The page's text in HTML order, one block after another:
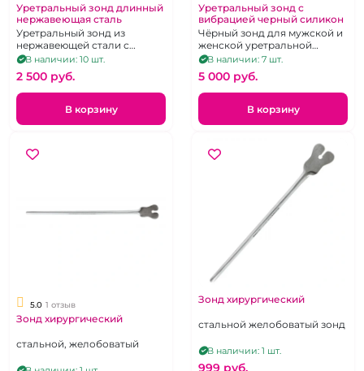
Уретральный зонд длинный
нержавеющая сталь
Уретральный зонд из
нержавеющей стали с
изгибом и заостренным
кончиком
В наличии: 10 шт.
2 500 pуб.
В корзину
Уретральный зонд с
вибрацией черный силикон
Чёрный зонд для мужской и
женской уретральной
мастурбации. 7 режимов
вибрации.
В наличии: 7 шт.
5 000 pуб.
В корзину
5.0 1 отзыв
Зонд хирургический
стальной, желобоватый
Зонд хирургический
стальной желобоватый зонд
В наличии: 1 шт.
999 pуб.